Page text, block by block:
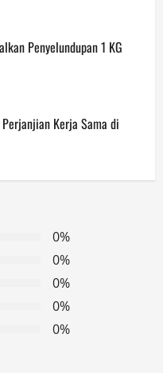
Penyelundupan 1 KG
Perjanjian Kerja Sama di
0%
0%
0%
0%
0%